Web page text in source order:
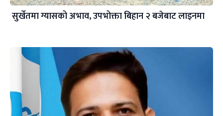
सुर्खेतमा ग्यासको अभाव, उपभोक्ता बिहान २ बजेबाट लाइनमा